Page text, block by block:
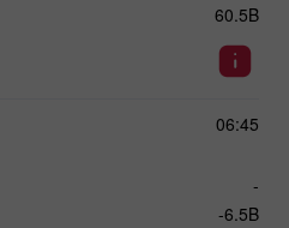
60.5B
06:45
-
-6.5B